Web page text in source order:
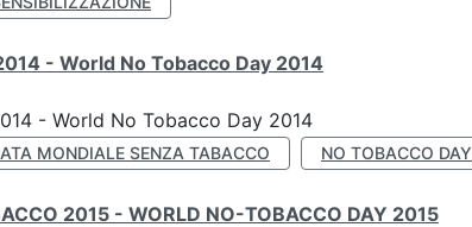
- World No Tobacco Day 2014
- World No Tobacco Day 2014
MONDIALE SENZA TABACCO NO TOBACCO DAY
2015 - WORLD NO-TOBACCO DAY 2015